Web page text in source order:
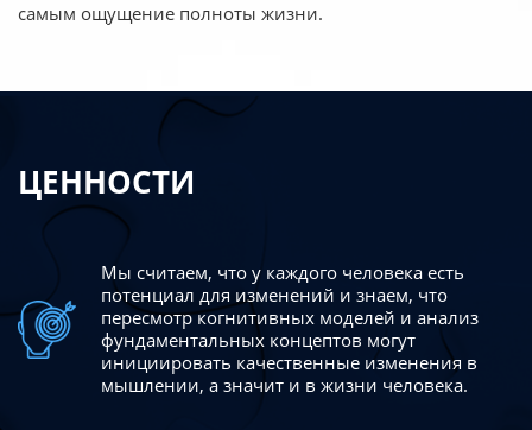
самым ощущение полноты жизни.
ЦЕННОСТИ
Мы считаем, что у каждого человека есть
потенциал для изменений и знаем, что
пересмотр когнитивных моделей и анализ
фундаментальных концептов могут
инициировать качественные изменения в
мышлении, а значит и в жизни человека.